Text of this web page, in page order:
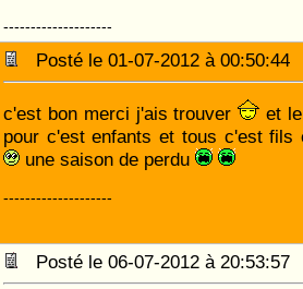
--------------------
Posté le 01-07-2012 à
c'est bon merci j'ais trouver
et
pour c'est enfants et tous c'est fils
une saison de perdu
--------------------
Posté le 06-07-2012 à